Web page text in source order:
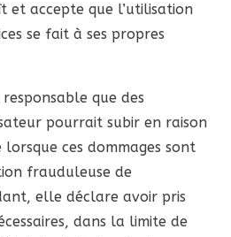
et accepte que l’utilisation
se fait à ses propres
responsable que des
pourrait subir en raison
ces dommages sont
frauduleuse de
elle déclare avoir pris
dans la limite de